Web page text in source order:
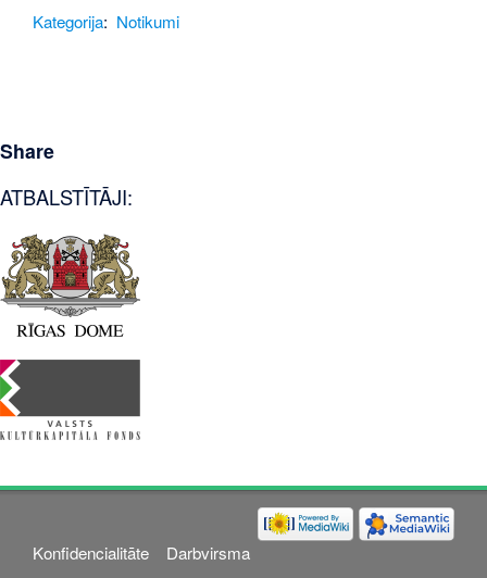
Kategorija: Notikumi
Share
ATBALSTĪTĀJI:
Konfidencialitāte Darbvirsma